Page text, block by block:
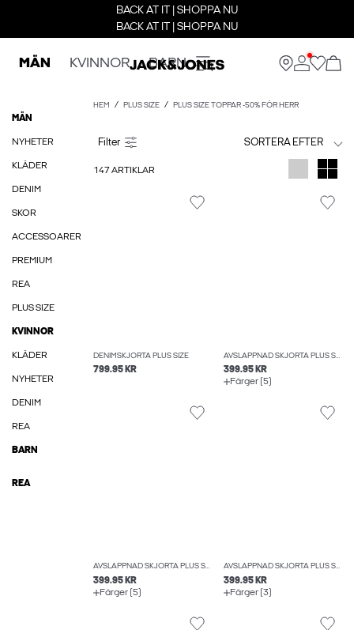
BACK AT IT | SHOPPA NU
BACK AT IT | SHOPPA NU
MÄN KVINNOR BARN
MÄN
NYHETER
KLÄDER
DENIM
SKOR
ACCESSOARER
PREMIUM
REA
PLUS SIZE
KVINNOR
KLÄDER
NYHETER
DENIM
REA
BARN
REA
HEM PLUS SIZE PLUS SIZE TOPPAR -50% FÖR HERR
SORTERA EFTER
147 ARTIKLAR
DENIMSKJORTA PLUS SIZE
799.95 KR
AVSLAPPNAD SKJORTA PLUS SIZE
399.95 KR
Färger (5)
AVSLAPPNAD SKJORTA PLUS SIZE
399.95 KR
Färger (5)
AVSLAPPNAD SKJORTA PLUS SIZE
399.95 KR
Färger (3)